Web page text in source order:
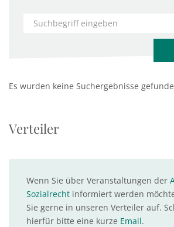
Es wurden keine Suchergebnisse
Verteiler
Wenn Sie über Veranstaltungen der
Sozialrecht informiert werden
Sie gerne in unseren Verteiler auf.
hierfür bitte eine kurze Email.